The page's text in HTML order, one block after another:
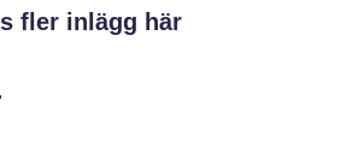
fler inlägg här